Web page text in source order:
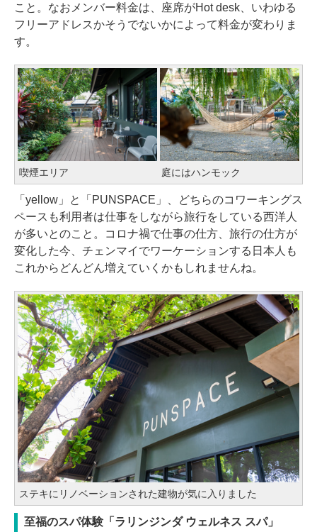
こと。なおメンバー料金は、座席がHot desk、いわゆる
フリーアドレスかそうでないかによって料金が変わりま
す。
喫煙エリア 庭にはハンモック
「yellow」と「PUNSPACE」、どちらのコワーキングス
ペースも利用者は仕事をしながら旅行をしている西洋人
が多いとのこと。コロナ禍で仕事の仕方、旅行の仕方が
変化した今、チェンマイでワーケーションする日本人も
これからどんどん増えていくかもしれませんね。
ステキにリノベーションされた建物が気に入りました
至福のスパ体験「ラリンジンダ ウェルネス スパ」